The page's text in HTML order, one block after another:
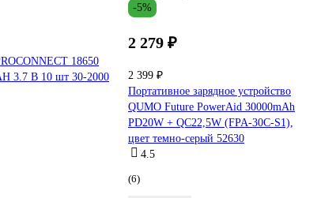
18650
3.7 В 10 шт 30-2000
-5%
2 279 ₽
2 399 ₽
Портативное зарядное устройство
QUMO Future PowerAid 30000mAh
PD20W + QC22,5W (FPA-30C-S1),
цвет темно-серый 52630
4.5
(6)